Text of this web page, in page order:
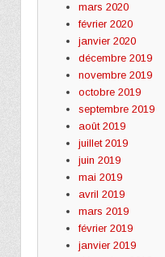
mars 2020
février 2020
janvier 2020
décembre 2019
novembre 2019
octobre 2019
septembre 2019
août 2019
juillet 2019
juin 2019
mai 2019
avril 2019
mars 2019
février 2019
janvier 2019